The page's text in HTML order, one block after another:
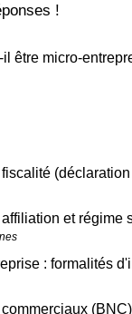
!
être micro-
et régime
: formalités